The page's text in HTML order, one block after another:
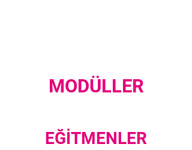
MODÜLLER
EĞİTMENLER